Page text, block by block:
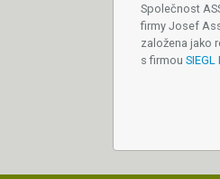
Společnost
firmy Josef
založena jako
s firmou SIEGL